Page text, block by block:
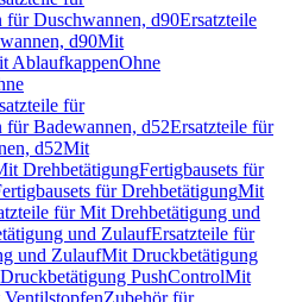
für Duschwannen, d90Ersatzteile
d90Mit
AblaufkappenOhne
für
Badewannen, d52Ersatzteile für
d52Mit
DrehbetätigungFertigbausets für
für DrehbetätigungMit
für Mit Drehbetätigung und
und ZulaufErsatzteile für
und ZulaufMit Druckbetätigung
PushControlMit
Zubehör für